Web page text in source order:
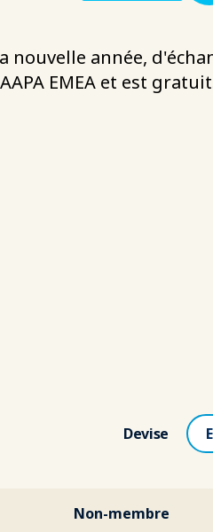
année,
EMEA et est
Devise
Non-membre